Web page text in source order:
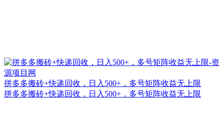
拼多多搬砖+快递回收，日入500+，多号矩阵收益无上限
拼多多搬砖+快递回收，日入500+，多号矩阵收益无上限